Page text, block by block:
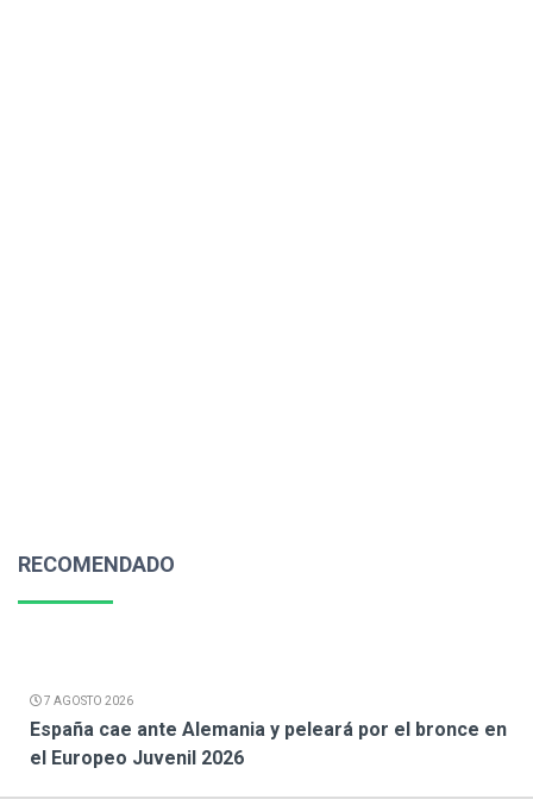
RECOMENDADO
7 AGOSTO 2026
España cae ante Alemania y peleará por el bronce en
el Europeo Juvenil 2026